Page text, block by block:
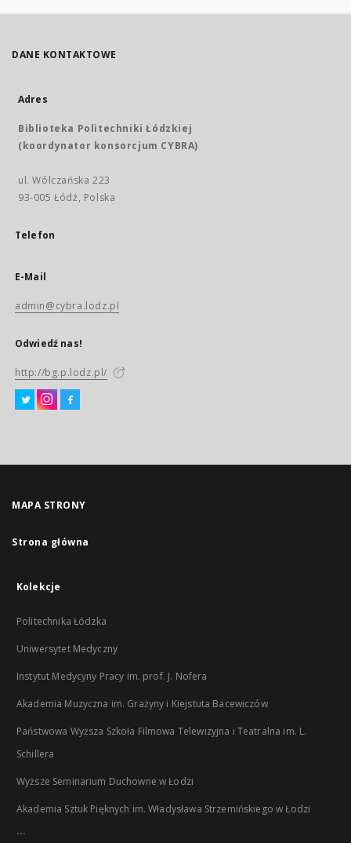
DANE KONTAKTOWE
Adres
Biblioteka Politechniki Łódzkiej
(koordynator konsorcjum CYBRA)
ul. Wólczańska 223
93-005 Łódź, Polska
Telefon
E-Mail
admin@cybra.lodz.pl
Odwiedź nas!
http://bg.p.lodz.pl/
MAPA STRONY
Strona główna
Kolekcje
Politechnika Łódzka
Uniwersytet Medyczny
Instytut Medycyny Pracy im. prof. J. Nofera
Akademia Muzyczna im. Grażyny i Kiejstuta Bacewiczów
Państwowa Wyższa Szkoła Filmowa Telewizyjna i Teatralna im. L.
Schillera
Wyższe Seminarium Duchowne w Łodzi
Akademia Sztuk Pięknych im. Władysława Strzemińskiego w Łodzi
...